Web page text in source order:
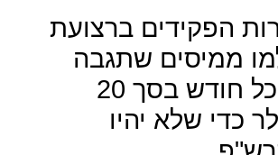
הפקידים ברצועת
ממיסים שתגבה
חמאס בכל חודש בסך 20
כדי שלא יהיו